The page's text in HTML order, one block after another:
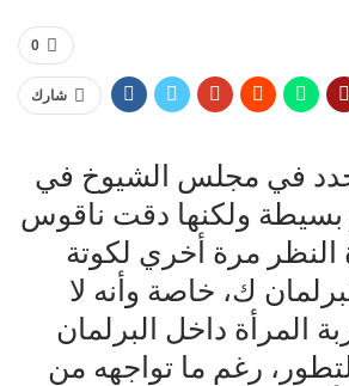
0
شارك
في مجلس الشيوخ في
بسيطة ولكنها دقت ناقوس
النظر مرة أخري لكوتة
ك، خاصة وأنه لا
المرأة داخل البرلمان
رغم ما تواجهه من